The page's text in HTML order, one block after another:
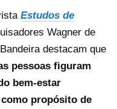
Estudos de
Wagner de
destacam que
pessoas figuram
bem-estar
propósito de